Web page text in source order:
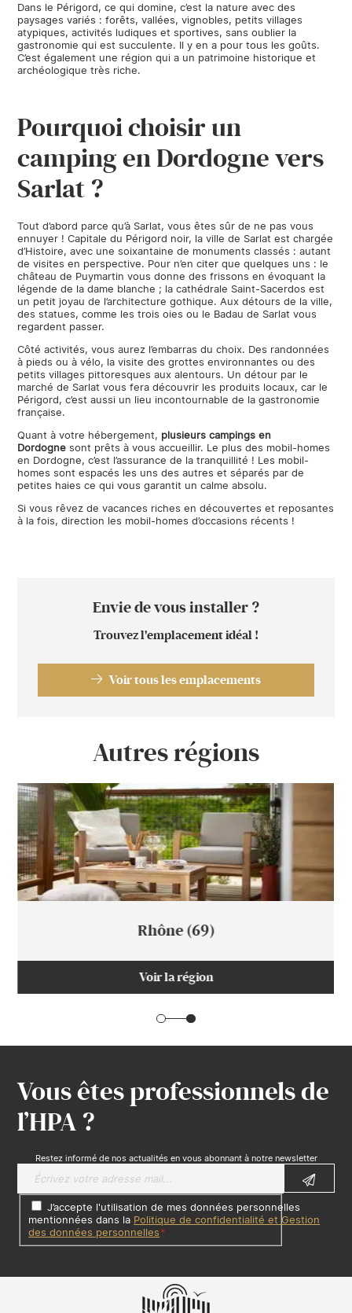
Dans le Périgord, ce qui domine, c’est la nature avec des
paysages variés : forêts, vallées, vignobles, petits villages
atypiques, activités ludiques et sportives, sans oublier la
gastronomie qui est succulente. Il y en a pour tous les goûts.
C’est également une région qui a un patrimoine historique et
archéologique très riche.
Pourquoi choisir un
camping en Dordogne vers
Sarlat ?
Tout d’abord parce qu’à Sarlat, vous êtes sûr de ne pas vous
ennuyer ! Capitale du Périgord noir, la ville de Sarlat est chargée
d’Histoire, avec une soixantaine de monuments classés : autant
de visites en perspective. Pour n’en citer que quelques uns : le
château de Puymartin vous donne des frissons en évoquant la
légende de la dame blanche ; la cathédrale Saint-Sacerdos est
un petit joyau de l’architecture gothique. Aux détours de la ville,
des statues, comme les trois oies ou le Badau de Sarlat vous
regardent passer.
Côté activités, vous aurez l’embarras du choix. Des randonnées
à pieds ou à vélo, la visite des grottes environnantes ou des
petits villages pittoresques aux alentours. Un détour par le
marché de Sarlat vous fera découvrir les produits locaux, car le
Périgord, c’est aussi un lieu incontournable de la gastronomie
française.
Quant à votre hébergement, plusieurs campings en
Dordogne sont prêts à vous accueillir. Le plus des mobil-homes
en Dordogne, c’est l’assurance de la tranquillité ! Les mobil-
homes sont espacés les uns des autres et séparés par de
petites haies ce qui vous garantit un calme absolu.
Si vous rêvez de vacances riches en découvertes et reposantes
à la fois, direction les mobil-homes d’occasions récents !
Envie de vous installer ?
Trouvez l'emplacement idéal !
Voir tous les emplacements
Autres régions
Rhône (69)
Voir la région
Vous êtes professionnels de
l’HPA ?
Restez informé de nos actualités en vous abonnant à notre newsletter
J’accepte l'utilisation de mes données personnelles
mentionnées dans la Politique de confidentialité et Gestion
des données personnelles*